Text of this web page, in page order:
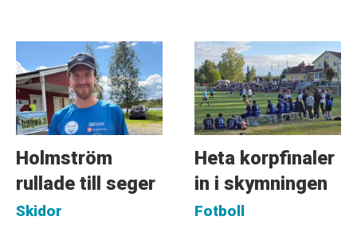
Holmström
rullade till seger
Skidor
Heta korpfinaler
in i skymningen
Fotboll